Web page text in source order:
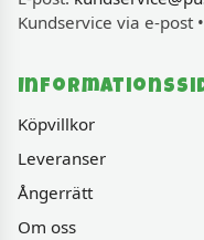
Kundservice via e-post
Köpvillkor
Leveranser
Ångerrätt
Om oss